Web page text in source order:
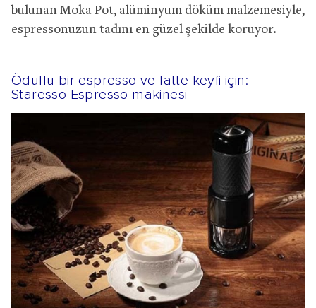
bulunan Moka Pot, alüminyum döküm malzemesiyle,
espressonuzun tadını en güzel şekilde koruyor.
Ödüllü bir espresso ve latte keyfi için:
Staresso Espresso makinesi